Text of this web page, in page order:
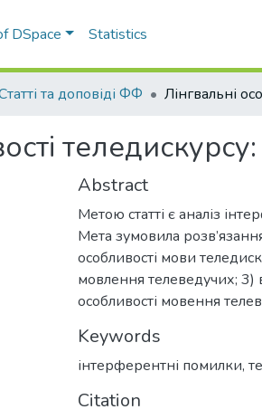
DSpace Statistics
та доповіді ФФ
Abstract
Метою статті є аналіз
Мета зумовила
особливості мови
мовлення телеведучих; 3)
особливості мовення
Keywords
інтерферентні помилки,
Citation